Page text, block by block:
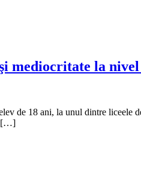
mediocritate la
de 18 ani, la unul dintre
[…]